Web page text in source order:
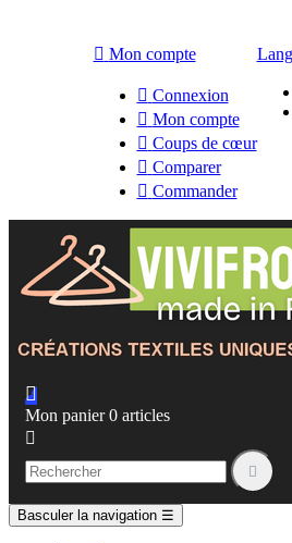
 Mon compte
 Connexion
 Mon compte
 Coups de cœur
 Comparer
 Commander

Mon panier 0 articles


Basculer la navigation ☰